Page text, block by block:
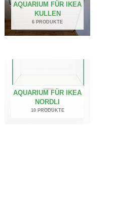
AQUARIUM FÜR IKEA
KULLEN
6 PRODUKTE
AQUARIUM FÜR IKEA
NORDLI
10 PRODUKTE